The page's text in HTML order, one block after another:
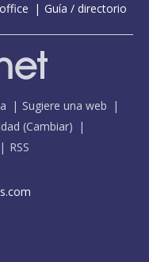
Guía / directorio
Sugiere una web
(Cambiar)
RSS